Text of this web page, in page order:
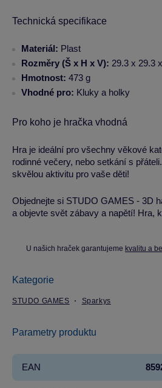
Technická specifikace
Materiál: Plast
Rozměry (Š x H x V): 29.3 x 29.3
Hmotnost: 473 g
Vhodné pro: Kluky a holky
Pro koho je hračka vhodná
Hra je ideální pro všechny věkové
rodinné večery, nebo setkání s
skvělou aktivitu pro vaše děti!
Objednejte si STUDO GAMES - 3D
a objevte svět zábavy a napětí! Hra,
U našich hraček garantujeme kvalitu a
Kategorie
STUDO GAMES Sparkys
Parametry produktu
EAN